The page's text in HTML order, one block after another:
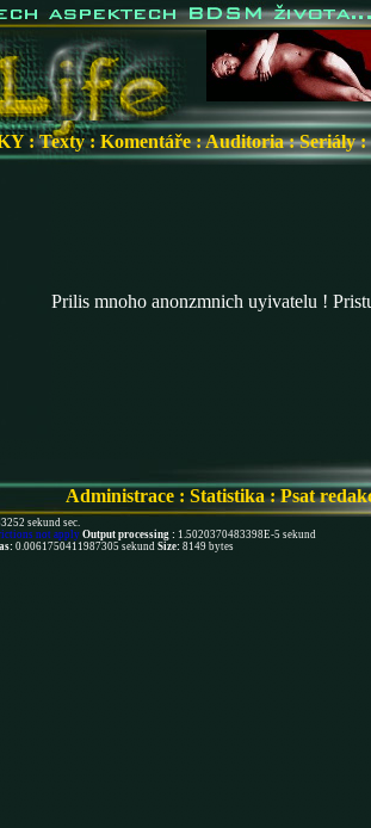
:Texty: Komentáře:Auditoria:Seriály:
Prilis mnoho anonzmnich uyivatelu !
Administrace : Statistika:Psat
sekund sec.
not apply Output processing : 1.5020370483398E-5 sekund
0.0061750411987305 sekund Size: 8149 bytes